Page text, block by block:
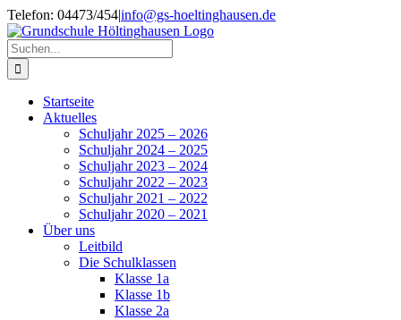
Zum
Inhalt
springen
Telefon: 04473/454|info@gs-hoeltinghausen.de
Suche
nach:
Startseite
Aktuelles
Schuljahr 2025 – 2026
Schuljahr 2024 – 2025
Schuljahr 2023 – 2024
Schuljahr 2022 – 2023
Schuljahr 2021 – 2022
Schuljahr 2020 – 2021
Über uns
Leitbild
Die Schulklassen
Klasse 1a
Klasse 1b
Klasse 2a